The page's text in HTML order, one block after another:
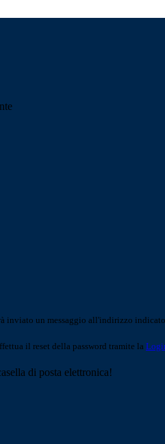
inviato un messaggio all'indirizzo
il reset della password tramite la
di posta elettronica!